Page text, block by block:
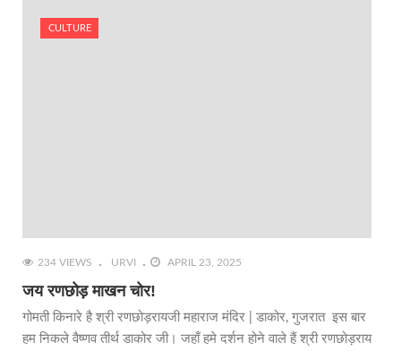
CULTURE
234 VIEWS URVI APRIL 23, 2025
जय रणछोड़ माखन चोर!
गोमती किनारे है श्री रणछोड़रायजी महाराज मंदिर | डाकोर, गुजरात इस बार
हम निकले वैष्णव तीर्थ डाकोर जी। जहाँ हमे दर्शन होने वाले हैं श्री रणछोड़राय